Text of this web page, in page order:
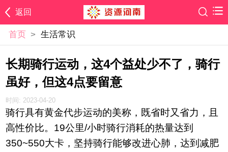
返回
首页 > 生活常识
长期骑行运动，这4个益处少不了，骑行
虽好，但这4点要留意
时间: 2023-04-20
骑行具有黄金代步运动的美称，既省时又省力，且
高性价比。19公里/小时骑行消耗的热量达到
350~550大卡，坚持骑行能够改进心肺，达到减肥